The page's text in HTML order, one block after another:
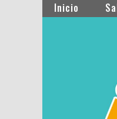
Inicio